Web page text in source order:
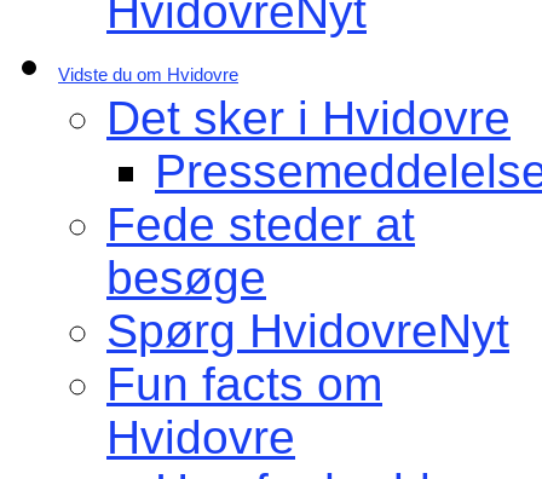
HvidovreNyt
Vidste du om Hvidovre
Det sker i Hvidovre
Fede steder at
besøge
Spørg HvidovreNyt
Fun facts om
Hvidovre